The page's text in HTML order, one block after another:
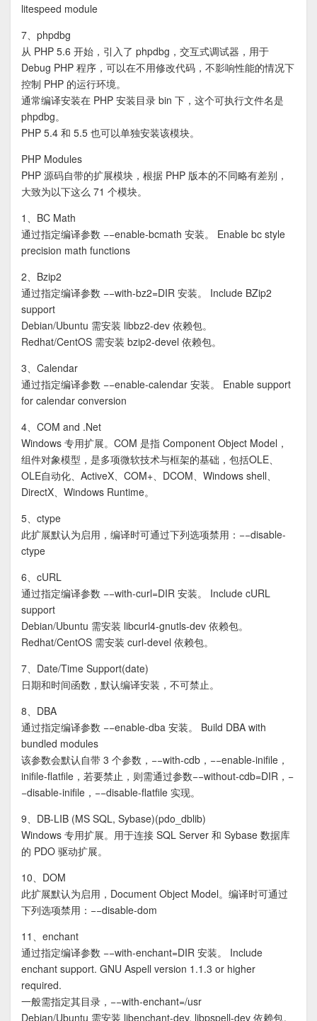
litespeed module
7、phpdbg
从 PHP 5.6 开始，引入了 phpdbg，交互式调试器，用于
Debug PHP 程序，可以在不用修改代码，不影响性能的情况下
控制 PHP 的运行环境。
通常编译安装在 PHP 安装目录 bin 下，这个可执行文件名是
phpdbg。
PHP 5.4 和 5.5 也可以单独安装该模块。
PHP Modules
PHP 源码自带的扩展模块，根据 PHP 版本的不同略有差别，
大致为以下这么 71 个模块。
1、BC Math
通过指定编译参数 −−enable-bcmath 安装。 Enable bc style
precision math functions
2、Bzip2
通过指定编译参数 −−with-bz2=DIR 安装。 Include BZip2
support
Debian/Ubuntu 需安装 libbz2-dev 依赖包。
Redhat/CentOS 需安装 bzip2-devel 依赖包。
3、Calendar
通过指定编译参数 −−enable-calendar 安装。 Enable support
for calendar conversion
4、COM and .Net
Windows 专用扩展。COM 是指 Component Object Model，
组件对象模型，是多项微软技术与框架的基础，包括OLE、
OLE自动化、ActiveX、COM+、DCOM、Windows shell、
DirectX、Windows Runtime。
5、ctype
此扩展默认为启用，编译时可通过下列选项禁用：−−disable-
ctype
6、cURL
通过指定编译参数 −−with-curl=DIR 安装。 Include cURL
support
Debian/Ubuntu 需安装 libcurl4-gnutls-dev 依赖包。
Redhat/CentOS 需安装 curl-devel 依赖包。
7、Date/Time Support(date)
日期和时间函数，默认编译安装，不可禁止。
8、DBA
通过指定编译参数 −−enable-dba 安装。 Build DBA with
bundled modules
该参数会默认自带 3 个参数，−−with-cdb，−−enable-inifile，
inifile-flatfile，若要禁止，则需通过参数−−without-cdb=DIR，−
−disable-inifile，−−disable-flatfile 实现。
9、DB-LIB (MS SQL, Sybase)(pdo_dblib)
Windows 专用扩展。用于连接 SQL Server 和 Sybase 数据库
的 PDO 驱动扩展。
10、DOM
此扩展默认为启用，Document Object Model。编译时可通过
下列选项禁用：−−disable-dom
11、enchant
通过指定编译参数 −−with-enchant=DIR 安装。 Include
enchant support. GNU Aspell version 1.1.3 or higher
required.
一般需指定其目录，−−with-enchant=/usr
Debian/Ubuntu 需安装 libenchant-dev, libpspell-dev 依赖包。